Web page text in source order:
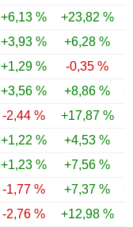
+6,13 % +23,82 %
+3,93 % +6,28 %
+1,29 % -0,35 %
+3,56 % +8,86 %
-2,44 % +17,87 %
+1,22 % +4,53 %
+1,23 % +7,56 %
-1,77 % +7,37 %
-2,76 % +12,98 %